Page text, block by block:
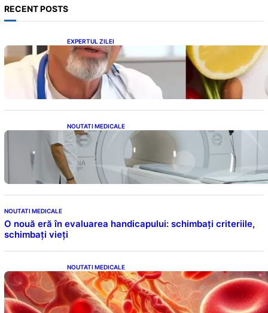
RECENT POSTS
EXPERTUL ZILEI
Dieta Cerin: O abordare inovatoare pentru
slăbire fără senzația de foame
NOUTATI MEDICALE
Impactul Substanțelor de Contrast în RMN:
Îngrijorări Legate de Gadoliniu și Acidul
Oxalic
NOUTATI MEDICALE
O nouă eră în evaluarea handicapului: schimbați criteriile,
schimbați vieți
NOUTATI MEDICALE
Vitamina K: Beneficii, Riscuri și Interacțiuni
în Coagularea Sângelui